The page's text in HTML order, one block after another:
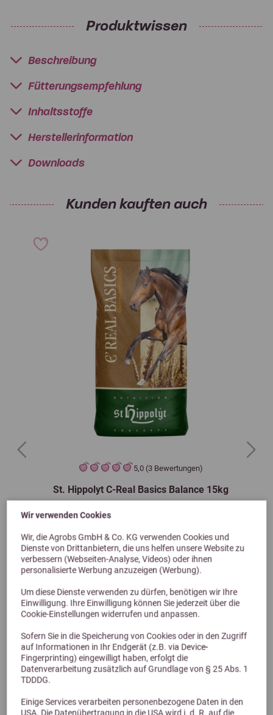
Wir verwenden Cookies
Wir, die Agrobs GmbH & Co. KG verwenden Cookies und
Dienste von Drittanbietern, die uns helfen unsere Website zu
verbessern (Webseiten-Analyse, Videos) oder ihnen
personalisierte Werbung anzuzeigen (Werbung).
Um diese Dienste verwenden zu dürfen, benötigen wir Ihre
Einwilligung. Ihre Einwilligung können Sie jederzeit über die
Cookie-Einstellungen widerrufen und anpassen.
Sofern Sie in die Speicherung von Cookies oder in den Zugriff
auf Informationen in Ihr Endgerät (z.B. via Device-
Fingerprinting) eingewilligt haben, erfolgt die
Datenverarbeitung zusätzlich auf Grundlage von § 25 Abs. 1
TDDDG.
Einige Services verarbeiten personenbezogene Daten in den
USA. Die Datenübertragung in die USA wird i. d. R. auf die
Produktwissen
Beschreibung
Fütterungsempfehlung
Inhaltsstoffe
Herstellerinformation
Downloads
Kunden kauften auch
5,0 (3 Bewertungen)
St. Hippolyt C-Real Basics Balance 15kg
16,50 €
Previous Next